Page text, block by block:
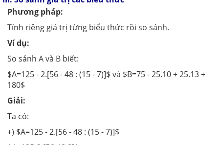
Phương pháp:
Tính riêng giá trị từng biểu thức rồi so sánh.
Ví dụ:
So sánh A và B biết:
$A=125 - 2.[56 - 48 : (15 - 7)]$ và $B=75 - 25.10 + 25.13 +
180$
Giải:
Ta có:
+) $A=125 - 2.[56 - 48 : (15 - 7)]$